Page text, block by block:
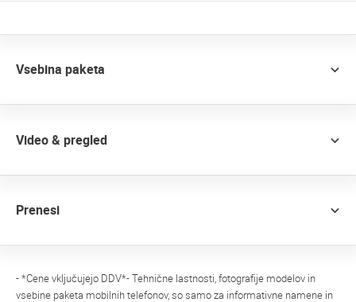
Vsebina paketa
Video & pregled
Prenesi
- *Cene vključujejo DDV*- Tehnične lastnosti, fotografije modelov in
vsebine paketa mobilnih telefonov, so samo za informativne namene in